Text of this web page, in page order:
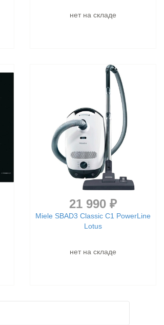
нет на складе
21 990 ₽
Miele SBAD3 Classic C1 PowerLine
Lotus
нет на складе